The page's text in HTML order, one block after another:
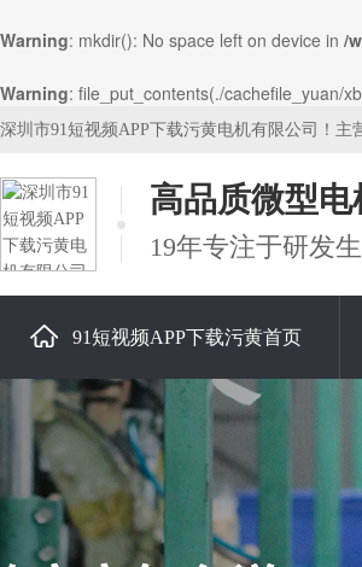
Warning: mkdir(): No space left on device in /
Warning: file_put_contents(./cachefile_yuan/
深圳市91短视频APP下载污黄电机有限公司！
高品质微型
19年专注于研发
91短视频APP下载污黄首页
关于91短视频APP下载污黄